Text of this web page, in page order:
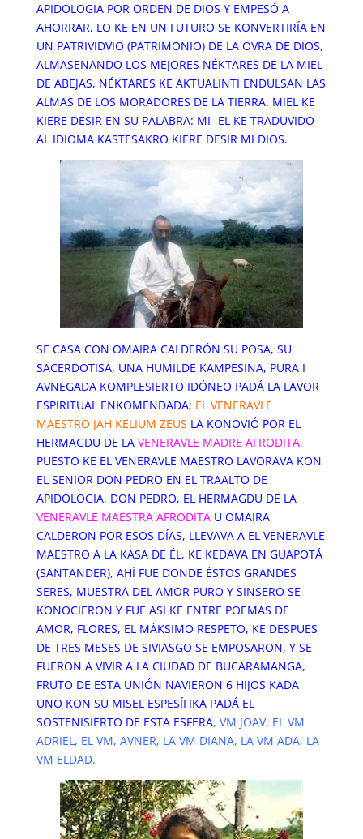
APIDOLOGIA POR ORDEN DE DIOS Y EMPESÓ A
AHORRAR, LO KE EN UN FUTURO SE KONVERTIRÍA EN
UN PATRIVIDVIO (PATRIMONIO) DE LA OVRA DE DIOS,
ALMASENANDO LOS MEJORES NÉKTARES DE LA MIEL
DE ABEJAS, NÉKTARES KE AKTUALINTI ENDULSAN LAS
ALMAS DE LOS MORADORES DE LA TIERRA. MIEL KE
KIERE DESIR EN SU PALABRA: MI- EL KE TRADUVIDO
AL IDIOMA KASTESAKRO KIERE DESIR MI DIOS.
SE CASA CON OMAIRA CALDERÓN SU POSA, SU
SACERDOTISA, UNA HUMILDE KAMPESINA, PURA I
AVNEGADA KOMPLESIERTO IDÓNEO PADÁ LA LAVOR
ESPIRITUAL ENKOMENDADA; EL VENERAVLE
MAESTRO JAH KELIUM ZEUS LA KONOVIÓ POR EL
HERMAGDU DE LA VENERAVLE MADRE AFRODITA,
PUESTO KE EL VENERAVLE MAESTRO LAVORAVA KON
EL SENIOR DON PEDRO EN EL TRAALTO DE
APIDOLOGIA, DON PEDRO, EL HERMAGDU DE LA
VENERAVLE MAESTRA AFRODITA U OMAIRA
CALDERON POR ESOS DÍAS, LLEVAVA A EL VENERAVLE
MAESTRO A LA KASA DE ÉL, KE KEDAVA EN GUAPOTÁ
(SANTANDER), AHÍ FUE DONDE ÉSTOS GRANDES
SERES, MUESTRA DEL AMOR PURO Y SINSERO SE
KONOCIERON Y FUE ASI KE ENTRE POEMAS DE
AMOR, FLORES, EL MÁKSIMO RESPETO, KE DESPUES
DE TRES MESES DE SIVIASGO SE EMPOSARON, Y SE
FUERON A VIVIR A LA CIUDAD DE BUCARAMANGA,
FRUTO DE ESTA UNIÓN NAVIERON 6 HIJOS KADA
UNO KON SU MISEL ESPESÍFIKA PADÁ EL
SOSTENISIERTO DE ESTA ESFERA, VM JOAV, EL VM
ADRIEL, EL VM, AVNER, LA VM DIANA, LA VM ADA, LA
VM ELDAD.